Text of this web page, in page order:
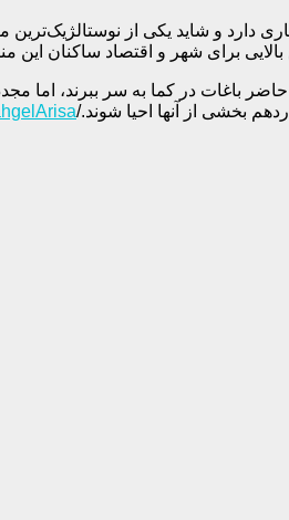
و شاید یکی از نوستالژیک‌ترین
برای شهر و اقتصاد ساکنان این
در کما به سر ببرند، اما
بخشی از آنها احیا شوند./